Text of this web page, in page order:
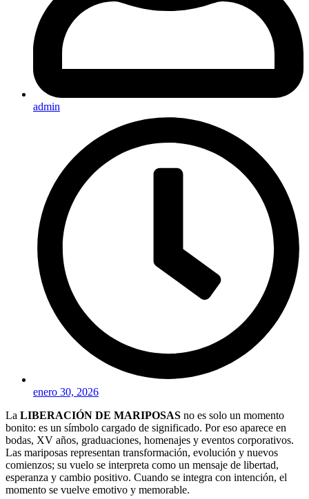
admin
enero 30, 2026
La LIBERACIÓN DE MARIPOSAS no es solo un momento
bonito: es un símbolo cargado de significado. Por eso aparece en
bodas, XV años, graduaciones, homenajes y eventos corporativos.
Las mariposas representan transformación, evolución y nuevos
comienzos; su vuelo se interpreta como un mensaje de libertad,
esperanza y cambio positivo. Cuando se integra con intención, el
momento se vuelve emotivo y memorable.